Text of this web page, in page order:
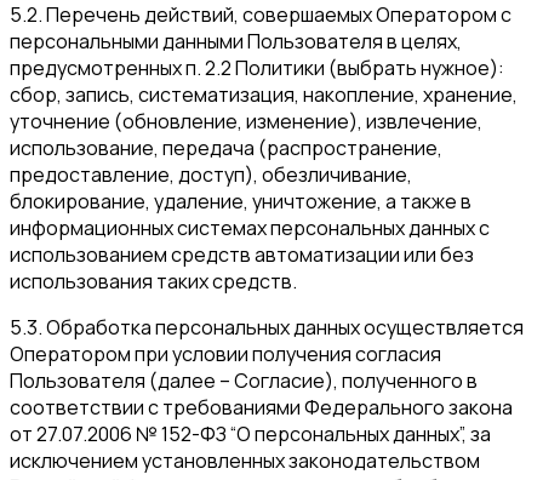
5.2. Перечень действий, совершаемых Оператором с
персональными данными Пользователя в целях,
предусмотренных п. 2.2 Политики (выбрать нужное):
сбор, запись, систематизация, накопление, хранение,
уточнение (обновление, изменение), извлечение,
использование, передача (распространение,
предоставление, доступ), обезличивание,
блокирование, удаление, уничтожение, а также в
информационных системах персональных данных с
использованием средств автоматизации или без
использования таких средств.
5.3. Обработка персональных данных осуществляется
Оператором при условии получения согласия
Пользователя (далее – Согласие), полученного в
соответствии с требованиями Федерального закона
от 27.07.2006 № 152-ФЗ “О персональных данных”, за
исключением установленных законодательством